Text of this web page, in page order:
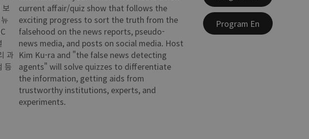
과
등
current affair/quiz show that follows the
exciting progress to sort the truth from the
falsehood on the news reports, pseudo-
news media, and posts on social media. Host
Kim Ku-ra and "the false news detecting
agents" will solve quizzes to differentiate
the information, getting aids from
trustworthy institutions, experts, and
experiments.
Program En